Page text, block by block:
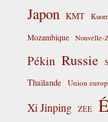
Japon KMT
Mozambique Nouvelle-
Pékin Russie
Thaïlande Union
Xi Jinping ZEE